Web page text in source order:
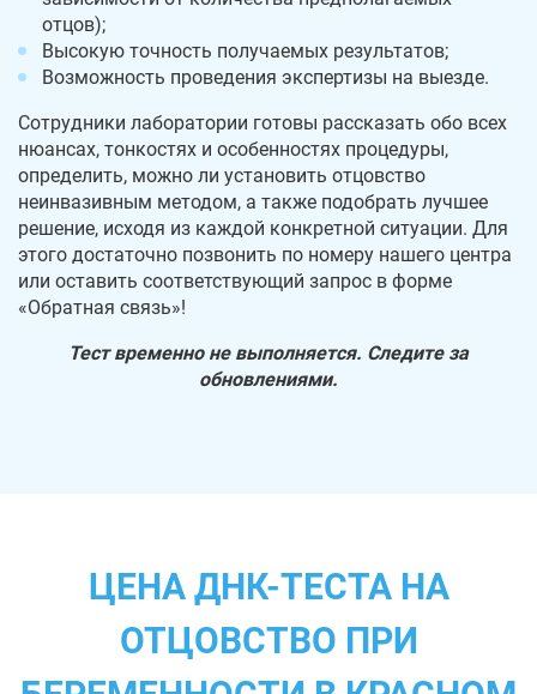
отцов);
Высокую точность получаемых результатов;
Возможность проведения экспертизы на выезде.
Сотрудники лаборатории готовы рассказать обо всех
нюансах, тонкостях и особенностях процедуры,
определить, можно ли установить отцовство
неинвазивным методом, а также подобрать лучшее
решение, исходя из каждой конкретной ситуации. Для
этого достаточно позвонить по номеру нашего центра
или оставить соответствующий запрос в форме
«Обратная связь»!
Тест временно не выполняется. Следите за
обновлениями.
ЦЕНА ДНК-ТЕСТА НА
ОТЦОВСТВО ПРИ